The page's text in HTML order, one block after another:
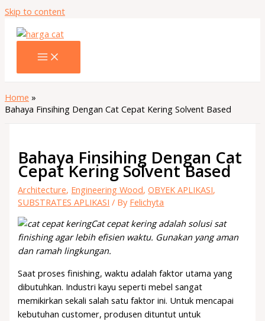
Skip to content
Home
Bahaya Finsihing Dengan Cat Cepat Kering Solvent Based
Bahaya Finsihing Dengan Cat
Cepat Kering Solvent Based
Architecture, Engineering Wood,OBYEK APLIKASI,
SUBSTRATES APLIKASI / By Felichyta
Cat cepat kering adalah solusi sat
finishing agar lebih efisien waktu. Gunakan yang aman
dan ramah lingkungan.
Saat proses finishing, waktu adalah faktor utama yang
dibutuhkan. Industri kayu seperti mebel sangat
memikirkan sekali salah satu faktor ini. Untuk mencapai
kebutuhan customer, produsen dituntut untuk